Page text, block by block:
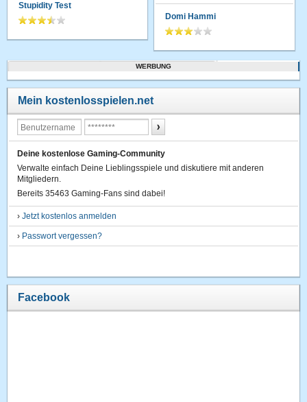
Stupidity Test
Domi Hammi
WERBUNG
Mein kostenlosspielen.net
Deine kostenlose Gaming-Community
Verwalte einfach Deine Lieblingsspiele und diskutiere mit anderen
Mitgliedern.
Bereits 35463 Gaming-Fans sind dabei!
›Jetzt kostenlos anmelden
› Passwort vergessen?
Facebook